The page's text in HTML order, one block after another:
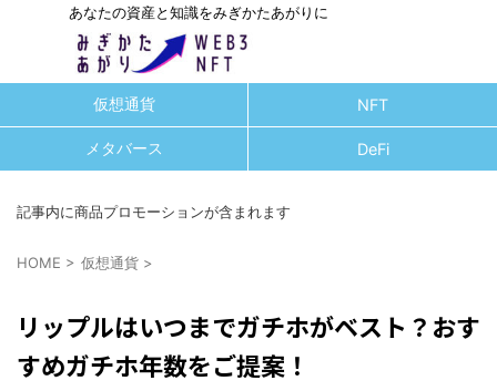
あなたの資産と知識をみぎかたあがりに
仮想通貨 NFT
メタバース DeFi
記事内に商品プロモーションが含まれます
HOME > 仮想通貨 >
リップルはいつまでガチホがベスト？おす
すめガチホ年数をご提案！